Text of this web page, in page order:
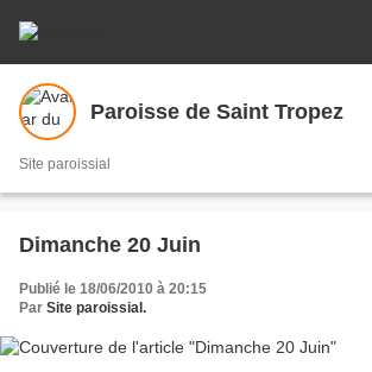
Paroisse de Saint Tropez
Site paroissial
Dimanche 20 Juin
Publié le 18/06/2010 à 20:15
Par Site paroissial.